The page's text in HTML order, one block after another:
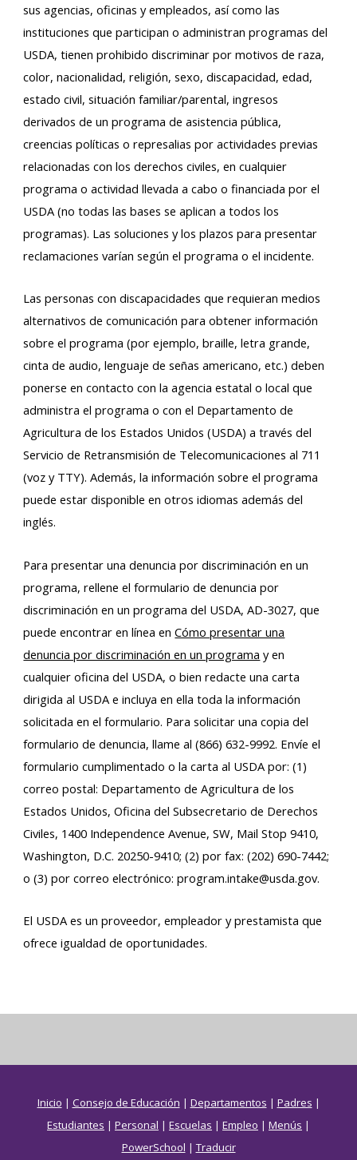
sus agencias, oficinas y empleados, así como las
instituciones que participan o administran programas del
USDA, tienen prohibido discriminar por motivos de raza,
color, nacionalidad, religión, sexo, discapacidad, edad,
estado civil, situación familiar/parental, ingresos
derivados de un programa de asistencia pública,
creencias políticas o represalias por actividades previas
relacionadas con los derechos civiles, en cualquier
programa o actividad llevada a cabo o financiada por el
USDA (no todas las bases se aplican a todos los
programas). Las soluciones y los plazos para presentar
reclamaciones varían según el programa o el incidente.
Las personas con discapacidades que requieran medios
alternativos de comunicación para obtener información
sobre el programa (por ejemplo, braille, letra grande,
cinta de audio, lenguaje de señas americano, etc.) deben
ponerse en contacto con la agencia estatal o local que
administra el programa o con el Departamento de
Agricultura de los Estados Unidos (USDA) a través del
Servicio de Retransmisión de Telecomunicaciones al 711
(voz y TTY). Además, la información sobre el programa
puede estar disponible en otros idiomas además del
inglés.
Para presentar una denuncia por discriminación en un
programa, rellene el formulario de denuncia por
discriminación en un programa del USDA, AD-3027, que
puede encontrar en línea enCómo presentar una
denuncia por discriminación en un programa y en
cualquier oficina del USDA, o bien redacte una carta
dirigida al USDA e incluya en ella toda la información
solicitada en el formulario. Para solicitar una copia del
formulario de denuncia, llame al (866) 632-9992. Envíe el
formulario cumplimentado o la carta al USDA por: (1)
correo postal: Departamento de Agricultura de los
Estados Unidos, Oficina del Subsecretario de Derechos
Civiles, 1400 Independence Avenue, SW, Mail Stop 9410,
Washington, D.C. 20250-9410; (2) por fax: (202) 690-7442;
o (3) por correo electrónico: program.intake@usda.gov.
El USDA es un proveedor, empleador y prestamista que
ofrece igualdad de oportunidades.
Inicio | Consejo de Educación | Departamentos | Padres |
Estudiantes | Personal | Escuelas | Empleo | Menús |
PowerSchool |Traducir